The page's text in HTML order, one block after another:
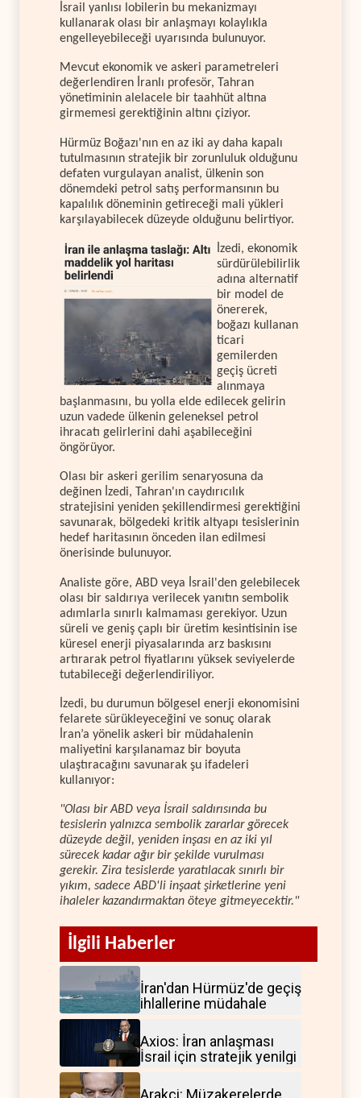
İsrail yanlısı lobilerin bu mekanizmayı
kullanarak olası bir anlaşmayı kolaylıkla
engelleyebileceği uyarısında bulunuyor.
Mevcut ekonomik ve askeri parametreleri
değerlendiren İranlı profesör, Tahran
yönetiminin alelacele bir taahhüt altına
girmemesi gerektiğinin altını çiziyor.
Hürmüz Boğazı'nın en az iki ay daha kapalı
tutulmasının stratejik bir zorunluluk olduğunu
defaten vurgulayan analist, ülkenin son
dönemdeki petrol satış performansının bu
kapalılık döneminin getireceği mali yükleri
karşılayabilecek düzeyde olduğunu belirtiyor.
İzedi, ekonomik
sürdürülebilirlik
adına alternatif
bir model de
önererek,
boğazı kullanan
ticari
gemilerden
geçiş ücreti
alınmaya
başlanmasını, bu yolla elde edilecek gelirin
uzun vadede ülkenin geleneksel petrol
ihracatı gelirlerini dahi aşabileceğini
öngörüyor.
Olası bir askeri gerilim senaryosuna da
değinen İzedi, Tahran'ın caydırıcılık
stratejisini yeniden şekillendirmesi gerektiğini
savunarak, bölgedeki kritik altyapı tesislerinin
hedef haritasının önceden ilan edilmesi
önerisinde bulunuyor.
Analiste göre, ABD veya İsrail'den gelebilecek
olası bir saldırıya verilecek yanıtın sembolik
adımlarla sınırlı kalmaması gerekiyor. Uzun
süreli ve geniş çaplı bir üretim kesintisinin ise
küresel enerji piyasalarında arz baskısını
artırarak petrol fiyatlarını yüksek seviyelerde
tutabileceği değerlendiriliyor.
İzedi, bu durumun bölgesel enerji ekonomisini
felarete sürükleyeceğini ve sonuç olarak
İran’a yönelik askeri bir müdahalenin
maliyetini karşılanamaz bir boyuta
ulaştıracağını savunarak şu ifadeleri
kullanıyor:
"Olası bir ABD veya İsrail saldırısında bu
tesislerin yalnızca sembolik zararlar görecek
düzeyde değil, yeniden inşası en az iki yıl
sürecek kadar ağır bir şekilde vurulması
gerekir. Zira tesislerde yaratılacak sınırlı bir
yıkım, sadece ABD'li inşaat şirketlerine yeni
ihaleler kazandırmaktan öteye gitmeyecektir."
İlgili Haberler
İran'dan Hürmüz'de geçiş
ihlallerine müdahale
Axios: İran anlaşması
İsrail için stratejik yenilgi
Arakçi: Müzakerelerde